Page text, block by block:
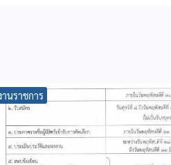
านราชการ